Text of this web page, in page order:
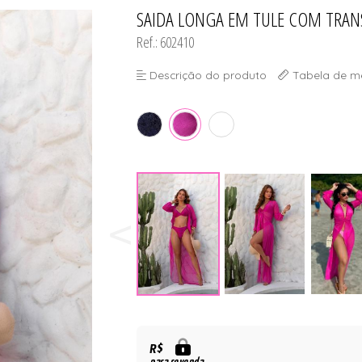
TODOS DE MODA
TODOS DE
TODOS DE PLUS
TODOS DE ROBE
TODOS DE SUTIÃ
TODOS DE #PROMOÇÃO -
SAIDA LONGA EM TULE COM
Ref.: 602410
Descrição do produto Tabela de
R$